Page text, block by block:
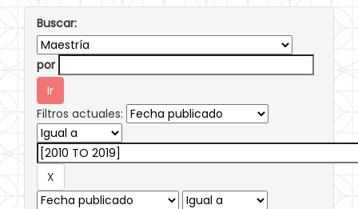
Buscar:
por
Filtros actuales: